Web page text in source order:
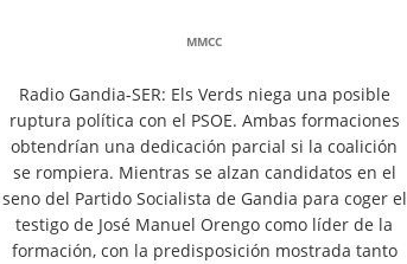
MMCC
Radio Gandia-SER: Els Verds niega una posible
ruptura política con el PSOE. Ambas formaciones
obtendrían una dedicación parcial si la coalición
se rompiera. Mientras se alzan candidatos en el
seno del Partido Socialista de Gandia para coger el
testigo de José Manuel Orengo como líder de la
formación, con la predisposición mostrada tanto